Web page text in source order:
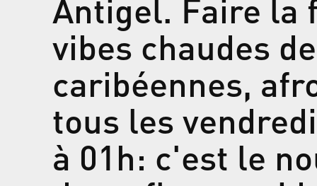
Antigel. Faire la
vibes chaudes
caribéennes,
tous les
à 01h: c'est le